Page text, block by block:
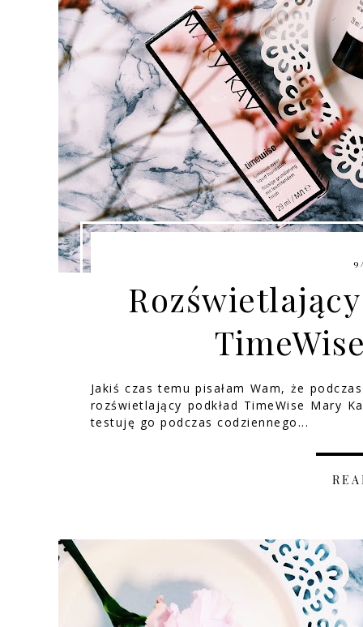
Jakiś czas temu pisałam Wam, że
rozświetlający podkład TimeWise Mary
testuję go podczas codziennego...